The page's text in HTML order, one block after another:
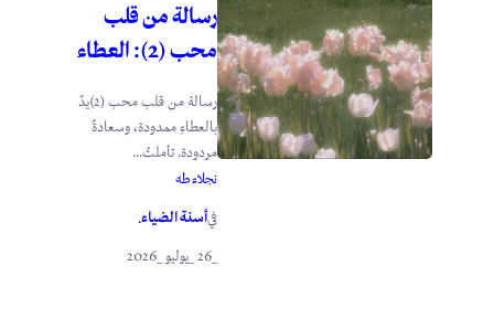
رسالة من قلب
محب (2): العطاء
رسالة من قلب محب (2)يدٌ
بالعطاءِ ممدودة، وسعادةٌ
مردودة. تأملتُ...
نجلاء طه
فيأسنة الضياء.
_26 _يوليو _2026